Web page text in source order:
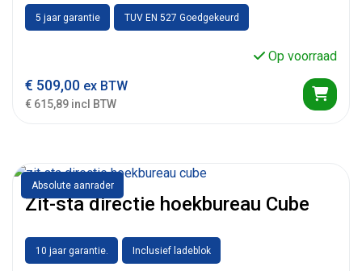
5 jaar garantie TUV EN 527 Goedgekeurd
Op voorraad
€ 509,00 ex BTW
€ 615,89 incl BTW
Absolute aanrader
Zit-sta directie hoekbureau Cube
10 jaar garantie. Inclusief ladeblok